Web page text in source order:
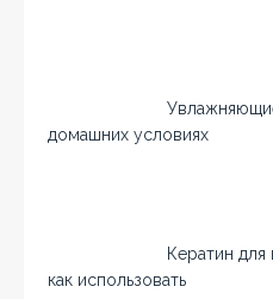
домашних условиях
Кератин
как использовать